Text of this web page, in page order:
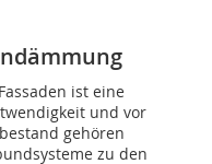
ist eine
und vor
gehören
zu den